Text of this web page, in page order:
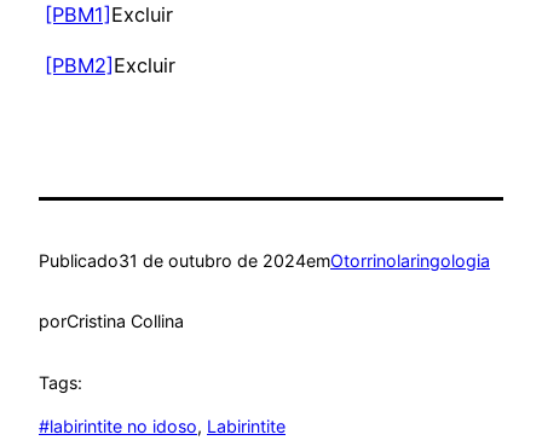
[PBM1]Excluir
[PBM2] Excluir
Publicado31 de outubro de 2024emOtorrinolaringologia
porCristina Collina
Tags:
#labirintite no idoso, Labirintite